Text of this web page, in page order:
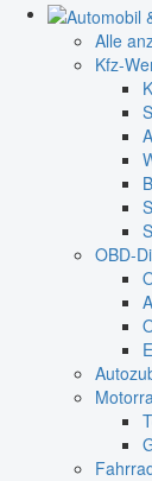
Alle
Kfz-
OBD-